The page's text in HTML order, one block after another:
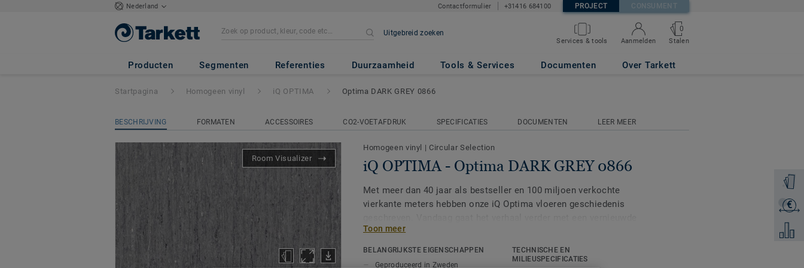
Nederland Contactformulier +31416 684100 PROJECT CONSUMENT
Uitgebreid zoeken
Services & tools Aanmelden
0
Stalen
Producten Segmenten Referenties Duurzaamheid Tools & Services Documenten Over Tarkett
iQ OPTIMA - Optima DARK GREY 0866
€
Voeg
Startpagina Homogeen vinyl iQ OPTIMA Optima DARK GREY 0866
BESCHRIJVING FORMATEN ACCESSOIRES CO2-VOETAFDRUK SPECIFICATIES DOCUMENTEN LEER MEER
Room Visualizer
Homogeen vinyl | Circular Selection
iQ OPTIMA - Optima DARK GREY 0866
Met meer dan 40 jaar als bestseller en 100 miljoen verkochte
vierkante meters hebben onze iQ Optima vloeren geschiedenis
collectie.
Met een nieuw design en een uitgebreid kleurenpalet is de
Toon meer
BELANGRIJKSTE EIGENSCHAPPEN
Geproduceerd in Zweden
TECHNISCHE EN
MILIEUSPECIFICATIES